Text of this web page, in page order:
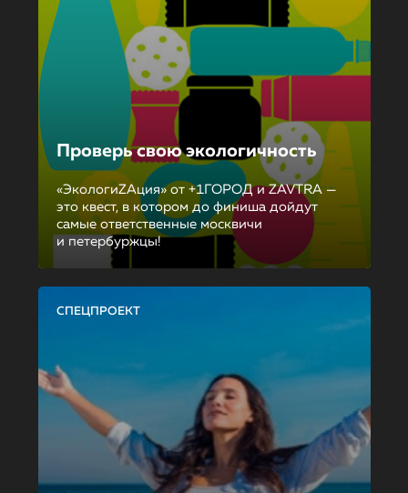
Проверь свою экологичность
«ЭкологиZAция» от +1ГОРОД и ZAVTRA —
это квест, в котором до финиша дойдут
самые ответственные москвичи
и петербуржцы!
СПЕЦПРОЕКТ